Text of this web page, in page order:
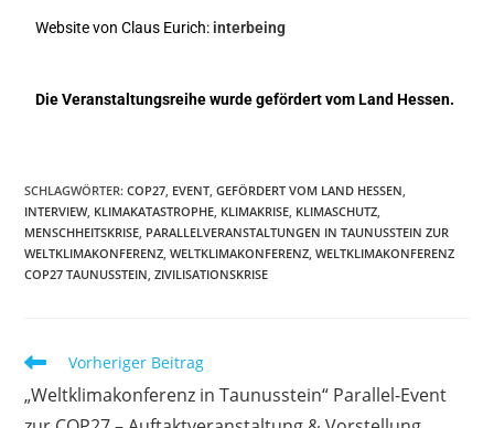
Website von Claus Eurich: interbeing
Die Veranstaltungsreihe wurde gefördert vom Land Hessen.
SCHLAGWÖRTER:COP27 EVENT GEFÖRDERT VOM LAND HESSEN
INTERVIEW, KLIMAKATASTROPHE KLIMAKRISE KLIMASCHUTZ
MENSCHHEITSKRISE PARALLELVERANSTALTUNGEN IN TAUNUSSTEIN ZUR
WELTKLIMAKONFERENZ WELTKLIMAKONFERENZ WELTKLIMAKONFERENZ
COP27 TAUNUSSTEIN ZIVILISATIONSKRISE
Vorheriger Beitrag
„Weltklimakonferenz in Taunusstein“ Parallel-Event